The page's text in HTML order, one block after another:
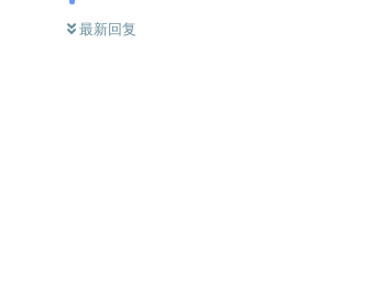
最新回复